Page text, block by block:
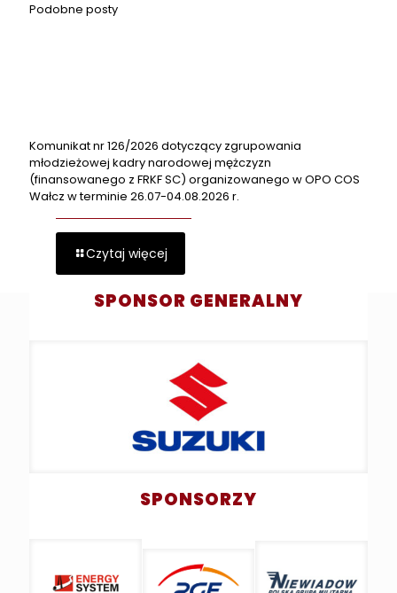
Podobne posty
Komunikat nr 126/2026 dotyczący zgrupowania
młodzieżowej kadry narodowej mężczyzn
(finansowanego z FRKF SC) organizowanego w OPO COS
Wałcz w terminie 26.07-04.08.2026 r.
Czytaj więcej
SPONSOR GENERALNY
SPONSORZY